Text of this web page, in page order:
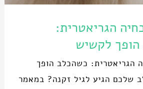
הגריאטרית:
לקשיש
הגריאטרית: כשהכלב הופך
שלכם הגיע לגיל זקנה? במאמר